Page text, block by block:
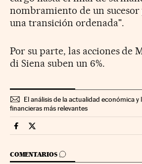
nombramiento de un sucesor
una transición ordenada".
Por su parte, las acciones de
di Siena suben un 6%.
El análisis de la actualidad económica y
financieras más relevantes
Companias Cinco Días en Facebook
Companias Cinco Días en Twitter
COMENTARIOS
IR A LOS COMENTARIOS